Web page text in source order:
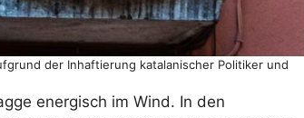
der Inhaftierung katalanischer Politiker und
energisch im Wind. In den